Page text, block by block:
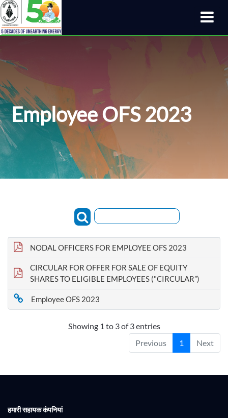
Employee OFS 2023
NODAL OFFICERS FOR EMPLOYEE OFS 2023
CIRCULAR FOR OFFER FOR SALE OF EQUITY
SHARES TO ELIGIBLE EMPLOYEES ("CIRCULAR”)
Employee OFS 2023
Showing 1 to 3 of 3 entries
Previous
1 Next
हमारी सहायक कंपनियां